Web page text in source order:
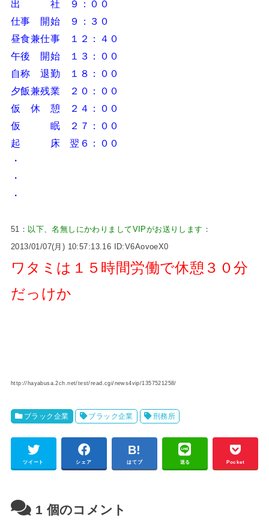
出 社 ９：００
仕事 開始 ９：３０
昼食兼仕事 １２：４０
午後 開始 １３：００
自称 退勤 １８：００
夕飯兼残業 ２０：００
仮 休 憩 ２４：００
仮 眠 ２７：００
起 床 翌６：００
・
・
・
51： 以下、名無しにかわりましてVIPがお送りします ：
2013/01/07(月) 10:57:13.16 ID:V6AovoeX0
ワタミは１５時間労働で休憩３０分
だっけか
http://hayabusa.2ch.net/test/read.cgi/news4vip/1357521258/
ブラック企業 ブラック企業 刑務所
ツイート シェア はてブ 送る Pocket
1 個のコメント